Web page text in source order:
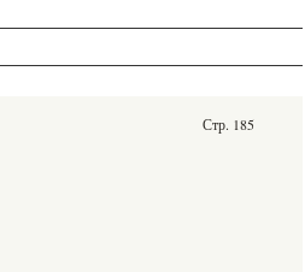
Стр. 185